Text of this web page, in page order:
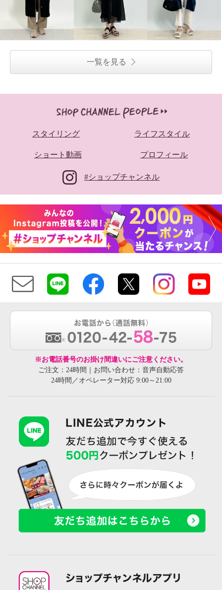
一覧を見る
スタイリング ライフスタイル
ショート動画 プロフィール
#ショップチャンネル
※お電話番号のお掛け間違いにご注意ください。
ご注文：24時間｜お問い合わせ：音声自動応答
24時間／オペレーター対応 9:00～21:00